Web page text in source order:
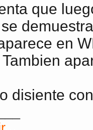
que
en
disiente